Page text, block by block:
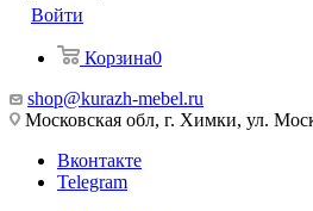
Войти
Корзина0
shop@kurazh-mebel.ru
Московская обл, г. Химки, ул.
Вконтакте
Telegram